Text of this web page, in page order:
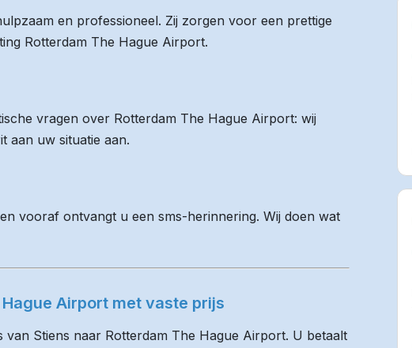
en professioneel. Zij zorgen voor een prettige
Rotterdam The Hague Airport.
vragen over Rotterdam The Hague Airport: wij
aan uw situatie aan.
vooraf ontvangt u een sms-herinnering. Wij doen wat
Airport met vaste prijs
van Stiens naar Rotterdam The Hague Airport. U betaalt